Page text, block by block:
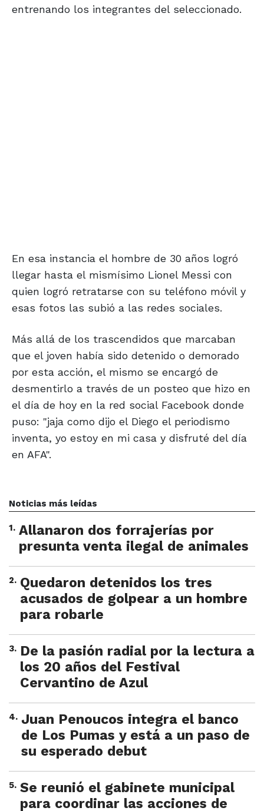
entrenando los integrantes del seleccionado.
En esa instancia el hombre de 30 años logró
llegar hasta el mismísimo Lionel Messi con
quien logró retratarse con su teléfono móvil y
esas fotos las subió a las redes sociales.
Más allá de los trascendidos que marcaban
que el joven había sido detenido o demorado
por esta acción, el mismo se encargó de
desmentirlo a través de un posteo que hizo en
el día de hoy en la red social Facebook donde
puso: "jaja como dijo el Diego el periodismo
inventa, yo estoy en mi casa y disfruté del día
en AFA".
Noticias más leídas
1. Allanaron dos forrajerías por
presunta venta ilegal de animales
2. Quedaron detenidos los tres
acusados de golpear a un hombre
para robarle
3. De la pasión radial por la lectura a
los 20 años del Festival
Cervantino de Azul
4. Juan Penoucos integra el banco
de Los Pumas y está a un paso de
su esperado debut
5. Se reunió el gabinete municipal
para coordinar las acciones de